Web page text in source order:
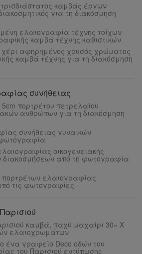
καμβάς έργων
για τη διακόσμηση
ελαιογραφία τέχνης τοίχων
καμβά τέχνης καθιστικών
αφηρημένος χρυσός χρώματος
καμβά τέχνης για τη διακόσμηση
συνήθειας
πορτρέτου πετρελαίου
ανθρώπων για τη διακόσμηση
συνήθειας γυναικών
οικογενειακής
διακοσμήσεων από τη φωτογραφία
πορτρέτων ελαιογραφίας
τις φωτογραφίες
καμβά, παχύ μαχαίρι 30» Χ
ελαιοχρωμάτων
ένα γραφείο Deco οδών του
του Παρισιού εντύπωσης